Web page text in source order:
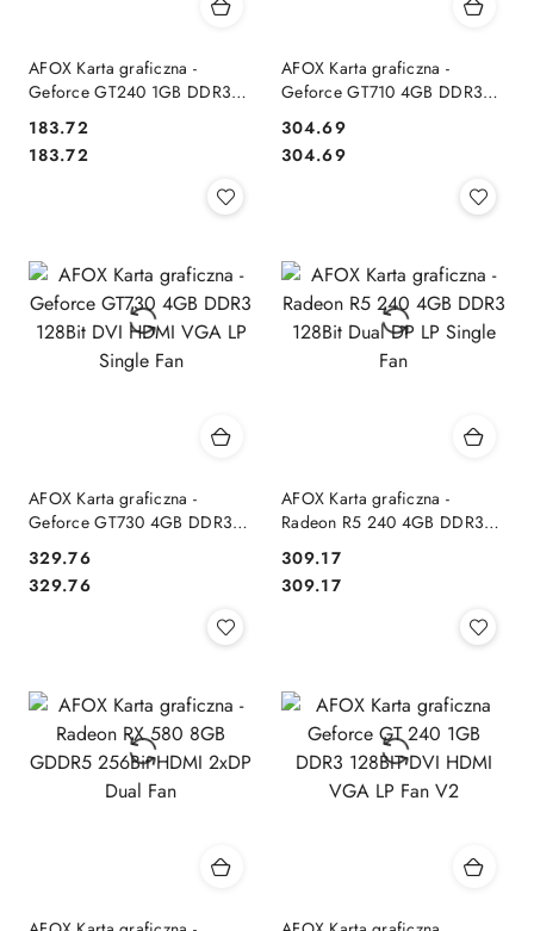
AFOX Karta graficzna -
Geforce GT240 1GB DDR3
Cena:
183.72
Cena:
183.72
AFOX Karta graficzna -
Geforce GT710 4GB DDR3
Cena:
304.69
Cena:
304.69
AFOX Karta graficzna -
Geforce GT730 4GB DDR3
128Bit DVI HDMI VGA LP
Single Fan
Cena:
329.76
Cena:
329.76
AFOX Karta graficzna -
Radeon R5 240 4GB DDR3
128Bit Dual DP LP Single Fan
Cena:
309.17
Cena:
309.17